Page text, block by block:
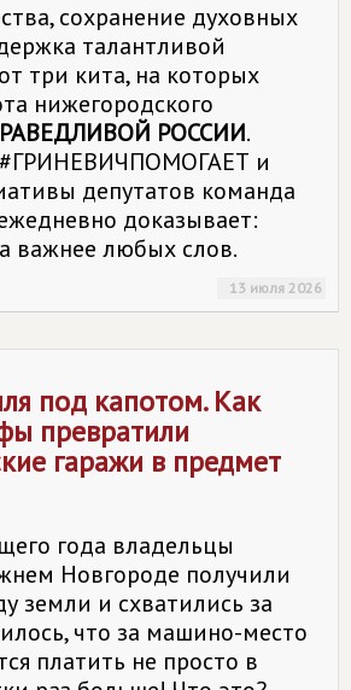
сохранение духовных
талантливой
три кита, на которых
нижегородского
РОССИИ.
#ГРИНЕВИЧПОМОГАЕТ и
депутатов команда
доказывает:
важнее любых слов.
13 июля 2026
под капотом. Как
превратили
гаражи в предмет
года владельцы
Новгороде получили
земли и схватились за
что за машино-­место
платить не просто в